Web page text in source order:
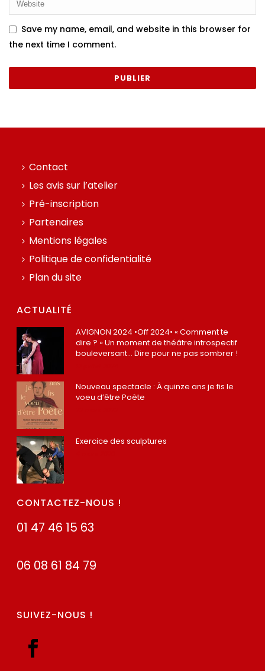
Save my name, email, and website in this browser for
the next time I comment.
Contact
Les avis sur l’atelier
Pré-inscription
Partenaires
Mentions légales
Politique de confidentialité
Plan du site
ACTUALITÉ
AVIGNON 2024 •Off 2024• « Comment te
dire ? » Un moment de théâtre introspectif
bouleversant… Dire pour ne pas sombrer !
Nouveau spectacle : À quinze ans je fis le
voeu d’être Poète
Exercice des sculptures
CONTACTEZ-NOUS !
01 47 46 15 63
06 08 61 84 79
SUIVEZ-NOUS !